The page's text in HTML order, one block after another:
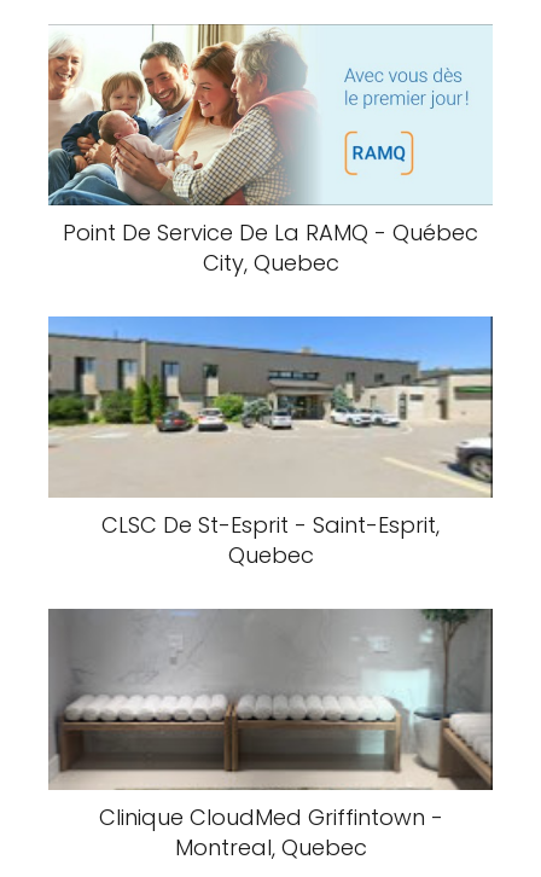
Point De Service De La RAMQ - Québec
City, Quebec
CLSC De St-Esprit - Saint-Esprit,
Quebec
Clinique CloudMed Griffintown -
Montreal, Quebec